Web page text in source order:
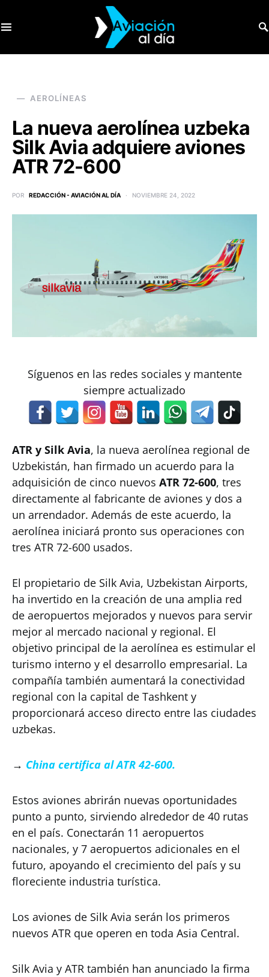
AEROLÍNEAS
La nueva aerolínea uzbeka
Silk Avia adquiere aviones
ATR 72-600
POR REDACCIÓN - AVIACIÓN AL DÍA NOVIEMBRE 24, 2022
Síguenos en las redes sociales y mantente
siempre actualizado
ATR y Silk Avia, la nueva aerolínea regional de
Uzbekistán, han firmado un acuerdo para la
adquisición de cinco nuevos ATR 72-600, tres
directamente al fabricante de aviones y dos a
un arrendador. Además de este acuerdo, la
aerolínea iniciará pronto sus operaciones con
tres ATR 72-600 usados.
El propietario de Silk Avia, Uzbekistan Airports,
ha invertido en la creación de una amplia red
de aeropuertos mejorados y nuevos para servir
mejor al mercado nacional y regional. El
objetivo principal de la aerolínea es estimular el
turismo interno y el desarrollo empresarial. La
compañía también aumentará la conectividad
regional con la capital de Tashkent y
proporcionará acceso directo entre las ciudades
uzbekas.
→ China certifica al ATR 42-600.
Estos aviones abrirán nuevas oportunidades
punto a punto, sirviendo alrededor de 40 rutas
en el país. Conectarán 11 aeropuertos
nacionales, y 7 aeropuertos adicionales en el
futuro, apoyando el crecimiento del país y su
floreciente industria turística.
Los aviones de Silk Avia serán los primeros
nuevos ATR que operen en toda Asia Central.
Silk Avia y ATR también han anunciado la firma